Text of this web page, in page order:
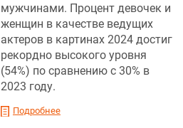
мужчинами. Процент девочек и
женщин в качестве ведущих
актеров в картинах 2024 достиг
рекордно высокого уровня
(54%) по сравнению с 30% в
2023 году.
Подробнее